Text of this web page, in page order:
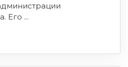
Его ...